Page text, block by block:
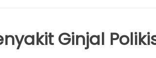
Ginjal